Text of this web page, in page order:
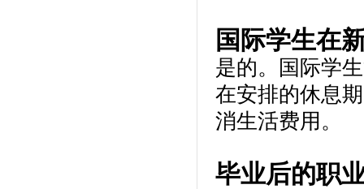
国际学生在
是的。国际学
在安排的休息
消生活费用。
毕业后的职